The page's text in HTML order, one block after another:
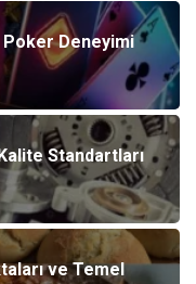
Poker Deneyimi
Standartları
ve Temel